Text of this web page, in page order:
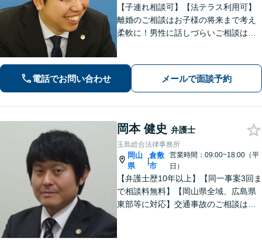
【子連れ相談可】【法テラス利用可】
離婚のご相談はお子様の将来まで考え
柔軟に！男性に話しづらいご相談は女
と連携してきめ細やかに対応【注力分
野初回相談無料】【WEB面談可】
電話でお問い合わせ メールで面談予約
岡本 健史 弁護士
玉島総合法律事務所
岡山
県
|
倉敷
市
営業時間：09:00~18:00（平
日）
【弁護士歴10年以上】【同一事案3回ま
で相談料無料】【岡山県全域、広島県
東部等に対応】交通事故のご相談はお